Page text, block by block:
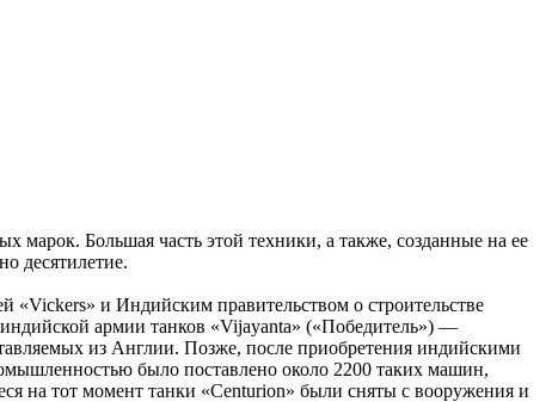
марок. Большая часть этой техники, а также, созданные на ее
десятилетие.
«Vickers» и Индийским правительством о строительстве
индийской армии танков «Vijayanta» («Победитель») —
из Англии. Позже, после приобретения индийскими
было поставлено около 2200 таких машин,
на тот момент танки «Centurion» были сняты с вооружения и